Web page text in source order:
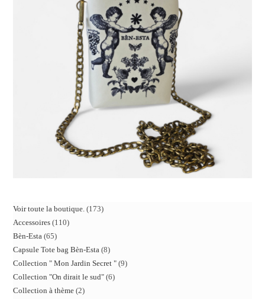
Voir toute la boutique. 173
Accessoires 110
Bèn-Esta 65
Capsule Tote bag Bèn-Esta 8
Collection " Mon Jardin Secret " 9
Collection "On dirait le sud" 6
Collection à thème 2